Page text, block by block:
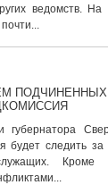
ведомств. На
губернатора
будет следить